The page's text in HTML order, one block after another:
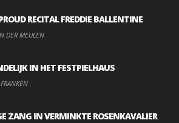
RECITAL FREDDIE BALLENTINE
DER MEULEN
IN HET FESTPIELHAUS
ZANG IN VERMINKTE ROSENKAVALIER